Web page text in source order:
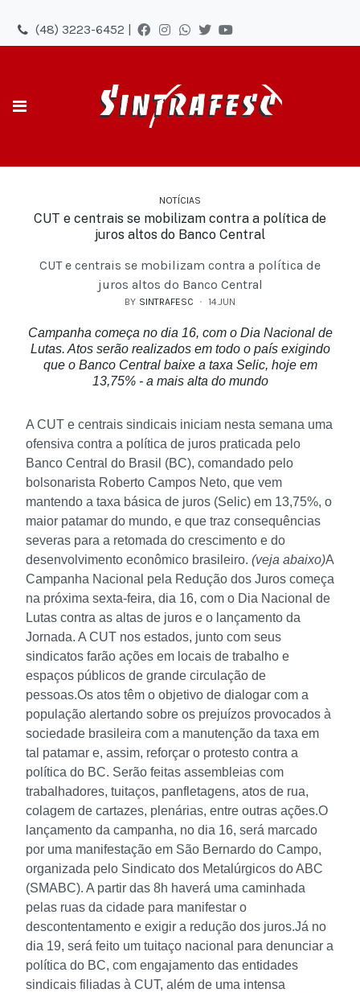
(48) 3223-6452 |
NOTÍCIAS
CUT e centrais se mobilizam contra a política de
juros altos do Banco Central
CUT e centrais se mobilizam contra a política de
juros altos do Banco Central
BY SINTRAFESC 14.JUN
Campanha começa no dia 16, com o Dia Nacional de
Lutas. Atos serão realizados em todo o país exigindo
que o Banco Central baixe a taxa Selic, hoje em
13,75% - a mais alta do mundo
A CUT e centrais sindicais iniciam nesta semana uma
ofensiva contra a política de juros praticada pelo
Banco Central do Brasil (BC), comandado pelo
bolsonarista Roberto Campos Neto, que vem
mantendo a taxa básica de juros (Selic) em 13,75%, o
maior patamar do mundo, e que traz consequências
severas para a retomada do crescimento e do
desenvolvimento econômico brasileiro. (veja abaixo)A
Campanha Nacional pela Redução dos Juros começa
na próxima sexta-feira, dia 16, com o Dia Nacional de
Lutas contra as altas de juros e o lançamento da
Jornada. A CUT nos estados, junto com seus
sindicatos farão ações em locais de trabalho e
espaços públicos de grande circulação de
pessoas.Os atos têm o objetivo de dialogar com a
população alertando sobre os prejuízos provocados à
sociedade brasileira com a manutenção da taxa em
tal patamar e, assim, reforçar o protesto contra a
política do BC. Serão feitas assembleias com
trabalhadores, tuitaços, panfletagens, atos de rua,
colagem de cartazes, plenárias, entre outras ações.O
lançamento da campanha, no dia 16, será marcado
por uma manifestação em São Bernardo do Campo,
organizada pelo Sindicato dos Metalúrgicos do ABC
(SMABC). A partir das 8h haverá uma caminhada
pelas ruas da cidade para manifestar o
descontentamento e exigir a redução dos juros.Já no
dia 19, será feito um tuitaço nacional para denunciar a
política do BC, com engajamento das entidades
sindicais filiadas à CUT, além de uma intensa